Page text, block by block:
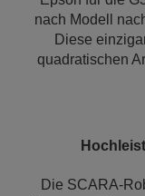
nach Modell
Diese
quadratischen
Die SCARA-